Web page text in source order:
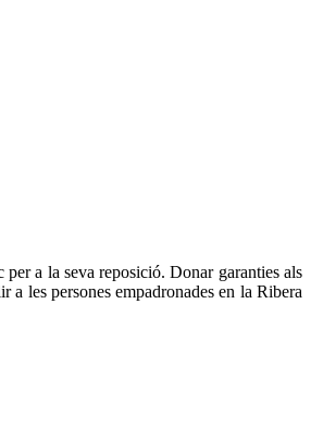
a la seva reposició. Donar garanties als
les persones empadronades en la Ribera